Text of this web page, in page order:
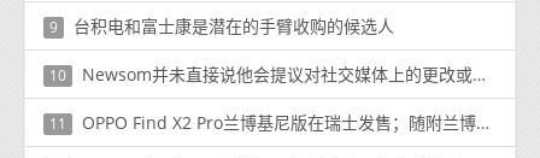
9 台积电和富士康是潜在的手臂收购的候选人
10 Newsom并未直接说他会提议对社交媒体上的更改或伪造视频进行监管
11 OPPO Find X2 Pro兰博基尼版在瑞士发售；随附兰博基尼品牌配件